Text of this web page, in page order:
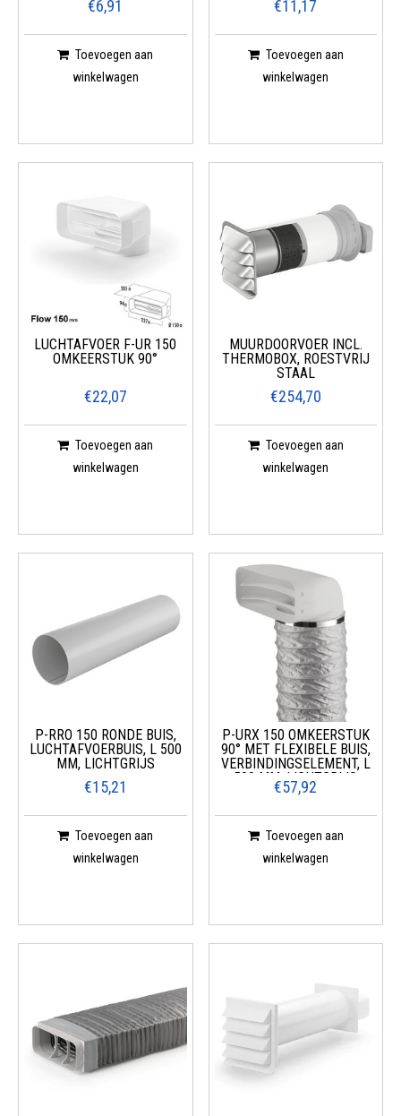
€6,91
Toevoegen aan
winkelwagen
€11,17
Toevoegen aan
winkelwagen
LUCHTAFVOER F-UR 150
OMKEERSTUK 90°
€22,07
Toevoegen aan
winkelwagen
MUURDOORVOER INCL.
THERMOBOX, ROESTVRIJ
STAAL
€254,70
Toevoegen aan
winkelwagen
P-RRO 150 RONDE BUIS,
LUCHTAFVOERBUIS, L 500
MM, LICHTGRIJS
€15,21
Toevoegen aan
winkelwagen
P-URX 150 OMKEERSTUK
90° MET FLEXIBELE BUIS,
VERBINDINGSELEMENT, L
500 MM, LICHTGRIJS
€57,92
Toevoegen aan
winkelwagen